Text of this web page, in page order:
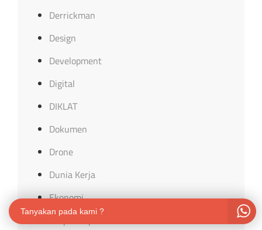
Derrickman
Design
Development
Digital
DIKLAT
Dokumen
Drone
Dunia Kerja
Ekonomi
Ekspor Impor
Tanyakan pada kami ?